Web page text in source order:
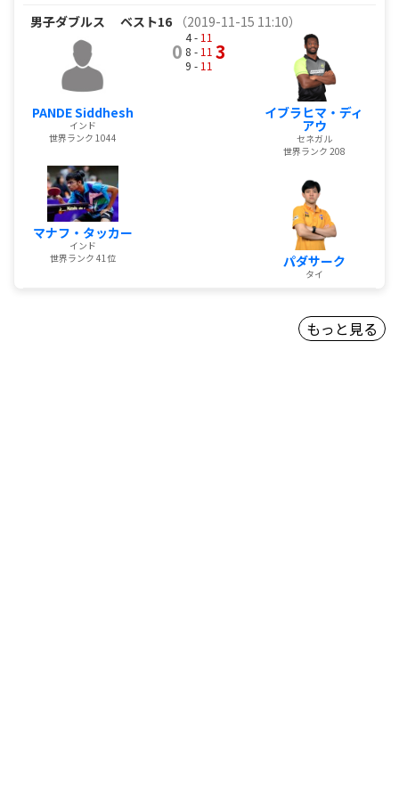
男子ダブルス ベスト16 （2019-11-15 11:10）
PANDE Siddhesh
インド
世界ランク 1044
マナフ・タッカー
インド
世界ランク 41位
0
4 - 11
8 - 11
9 - 11
3
イブラヒマ・ディ
アウ
セネガル
世界ランク 208
パダサーク
タイ
もっと見る